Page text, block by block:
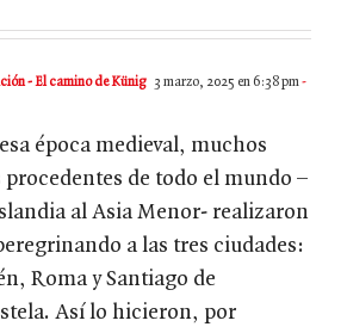
- El camino de Künig 3 marzo, 2025 en 6:38 pm-
época medieval, muchos
procedentes de todo el mundo –
al Asia Menor- realizaron
a las tres ciudades:
Roma y Santiago de
Así lo hicieron, por